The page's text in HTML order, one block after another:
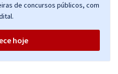
de concursos públicos, com
hoje